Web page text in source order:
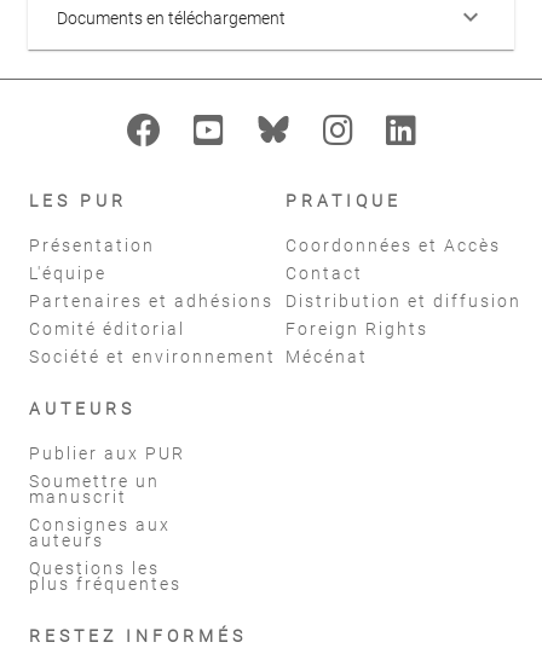
Documents en téléchargement keyboard_arrow_down
LES PUR
Présentation
L'équipe
Partenaires et adhésions
Comité éditorial
Société et environnement
PRATIQUE
Coordonnées et Accès
Contact
Distribution et diffusion
Foreign Rights
Mécénat
AUTEURS
Publier aux PUR
Soumettre un
manuscrit
Consignes aux
auteurs
Questions les
plus fréquentes
RESTEZ INFORMÉS